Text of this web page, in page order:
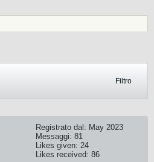
Filtro
Registrato dal: May 2023
Messaggi: 81
Likes given: 24
Likes received: 86